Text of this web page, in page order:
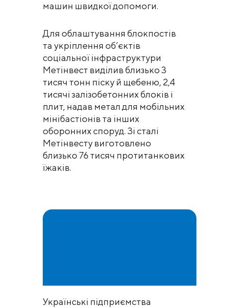
машин швидкої допомоги.
Для облаштування блокпостів
та укріплення об’єктів
соціальної інфраструктури
Метінвест виділив близько 3
тисяч тонн піску й щебеню, 2,4
тисячі залізобетонних блоків і
плит, надав метал для мобільних
мінібастіонів та інших
оборонних споруд. Зі сталі
Метінвесту виготовлено
близько 76 тисяч протитанкових
їжаків.
Українські підприємства